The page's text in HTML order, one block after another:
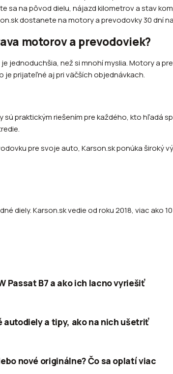
sa na pôvod dielu, nájazd kilometrov a stav
dostanete na motory a prevodovky 30 dní
motorov a prevodoviek?
jednoduchšia, než si mnohí myslia. Motory a
je prijateľné aj pri väčších objednávkach.
sú praktickým riešením pre každého, kto hľadá
pre svoje auto, Karson.sk ponúka široký
diely. Karson.sk vedie od roku 2018, viac ako
Passat B7 a ako ich lacno vyriešiť
a tipy, ako na nich ušetriť
nové originálne? Čo sa oplatí viac